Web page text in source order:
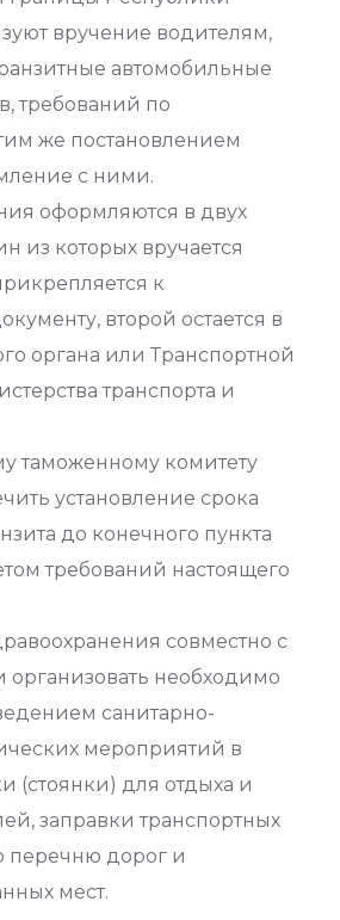
вручение водителям,
автомобильные
требований по
же постановлением
с ними.
оформляются в двух
из которых вручается
к
второй остается в
органа или Транспортной
транспорта и
таможенному комитету
установление срока
до конечного пункта
требований настоящего
совместно с
необходимо
санитарно-
мероприятий в
(стоянки) для отдыха и
заправки транспортных
перечню дорог и
мест.